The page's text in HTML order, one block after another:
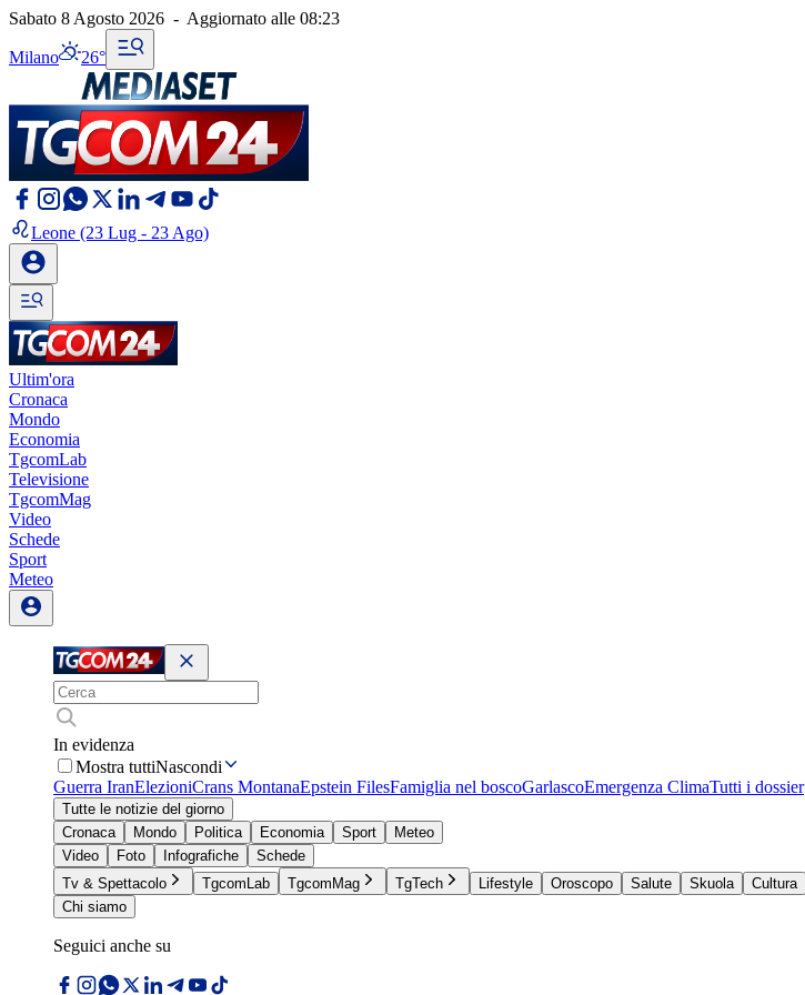
Sabato 8 Agosto 2026 - Aggiornato alle 08:23
Milano 26°
Leone (23 Lug - 23 Ago)
Ultim'ora
Cronaca
Mondo
Economia
TgcomLab
Televisione
TgcomMag
Video
Schede
Sport
Meteo
In evidenza
Mostra tuttiNascondi
Guerra IranElezioniCrans MontanaEpstein FilesFamiglia nel boscoGarlascoEmergenza ClimaTutti i dossier
Tutte le notizie del giorno
Cronaca
Mondo Politica Economia Sport
Meteo
Video
Foto Infografiche
Schede
Tv & Spettacolo
TgcomLab TgcomMag TgTech Lifestyle Oroscopo Salute Skuola Cultura
Chi siamo
Seguici anche su